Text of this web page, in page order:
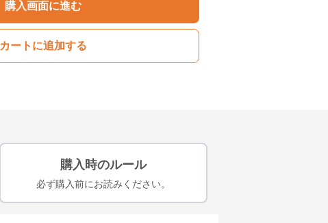
購入画面に進む
カートに追加する
購入時のルール
必ず購入前にお読みください。